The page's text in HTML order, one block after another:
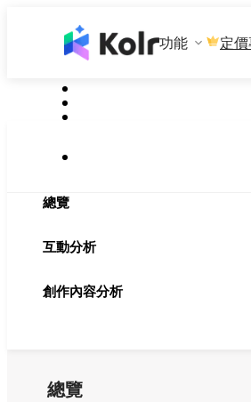
功能 定價
總覽
互動分析
創作內容分析
總覽